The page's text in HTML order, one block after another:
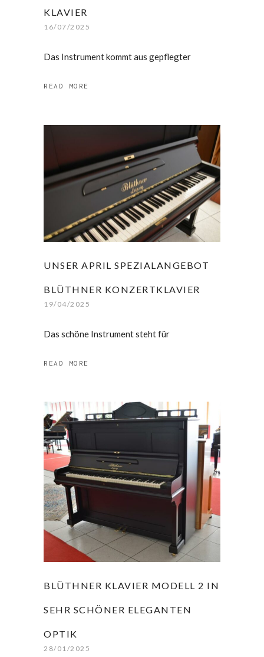
KLAVIER
16/07/2025
Das Instrument kommt aus gepflegter
READ MORE
UNSER APRIL SPEZIALANGEBOT
BLÜTHNER KONZERTKLAVIER
19/04/2025
Das schöne Instrument steht für
READ MORE
BLÜTHNER KLAVIER MODELL 2 IN
SEHR SCHÖNER ELEGANTEN
OPTIK
28/01/2025